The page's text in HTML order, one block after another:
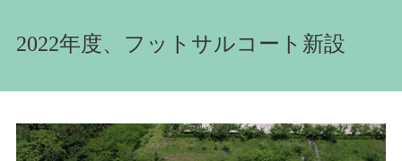
2022年度、フットサルコート新設